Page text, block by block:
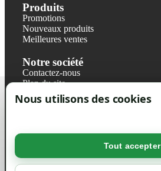
Nous utilisons des cookies
Tout accepter
Produits
Promotions
Nouveaux produits
Meilleures ventes
Notre société
Contactez-nous
Plan du site
Magasin
Mentions légales
Politique de confidentialité RGPD
Votre compte